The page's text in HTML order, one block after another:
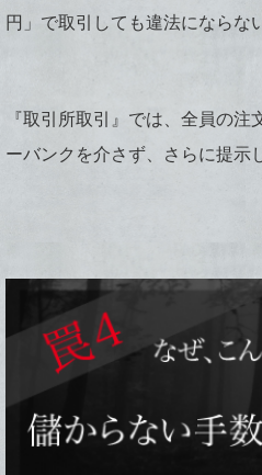
円」で取引しても違法にならな
『取引所取引』では、全員の
ーバンクを介さず、さらに提示